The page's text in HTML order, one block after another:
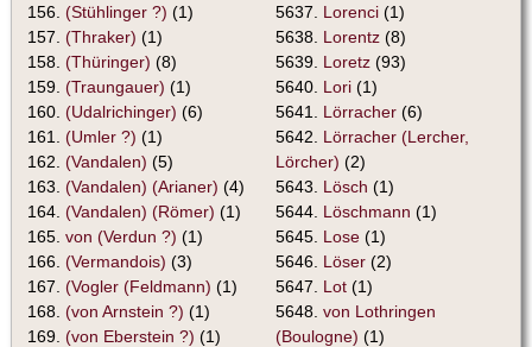
156. (Stühlinger ?) (1)
157. (Thraker) (1)
158. (Thüringer) (8)
159. (Traungauer) (1)
160. (Udalrichinger) (6)
161. (Umler ?) (1)
162. (Vandalen) (5)
163. (Vandalen) (Arianer) (4)
164. (Vandalen) (Römer) (1)
165. von (Verdun ?) (1)
166. (Vermandois) (3)
167. (Vogler (Feldmann) (1)
168. (von Arnstein ?) (1)
169. (von Eberstein ?) (1)
5637. Lorenci (1)
5638. Lorentz (8)
5639. Loretz (93)
5640. Lori (1)
5641. Lörracher (6)
5642. Lörracher (Lercher,
Lörcher) (2)
5643. Lösch (1)
5644. Löschmann (1)
5645. Lose (1)
5646. Löser (2)
5647. Lot (1)
5648. von Lothringen
(Boulogne) (1)